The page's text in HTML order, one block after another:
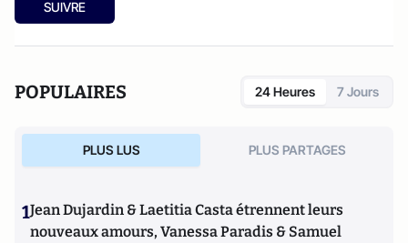
SUIVRE
POPULAIRES 24 Heures 7 Jours
PLUS LUS PLUS PARTAGES
1Jean Dujardin & Laetitia Casta étrennent leurs
nouveaux amours, Vanessa Paradis & Samuel